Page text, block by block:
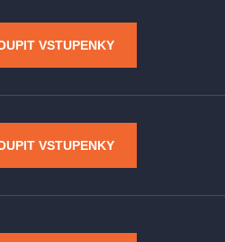
VSTUPENKY
VSTUPENKY